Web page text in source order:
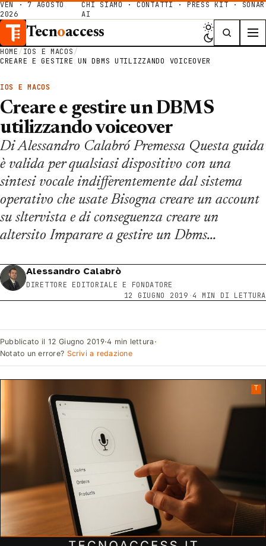
VEN · 7 AGOSTO
2026
CHI SIAMO ·CONTATTI ·PRESS KIT ·SONAR
AI
Tecnoaccess
HOME/IOS E MACOS/
CREARE E GESTIRE UN DBMS UTILIZZANDO VOICEOVER
IOS E MACOS
Creare e gestire un DBMS
utilizzando voiceover
Di Alessandro Calabró Premessa Questa guida
è valida per qualsiasi dispositivo con una
sintesi vocale indifferentemente dal sistema
operativo che usate Bisogna creare un account
su sltervista e di conseguenza creare un
altersito Imparare a gestire un Dbms…
Alessandro Calabrò
DIRETTORE EDITORIALE E FONDATORE
12 GIUGNO 2019 ·4 MIN DI LETTURA
Pubblicato il 12 Giugno 2019·4 min lettura ·
Notato un errore? Scrivi a redazione